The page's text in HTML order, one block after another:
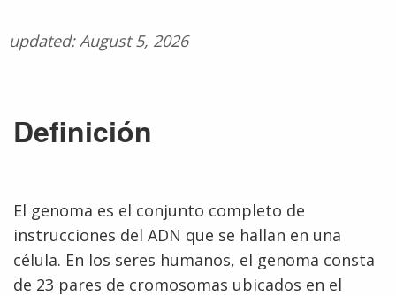
updated: August 5, 2026
Definición
El genoma es el conjunto completo de
instrucciones del ADN que se hallan en una
célula. En los seres humanos, el genoma consta
de 23 pares de cromosomas ubicados en el